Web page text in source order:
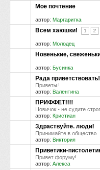
Мое почтение
автор: Маргаритка
Всем хаюшки! 1 2
автор: Молодец
Новенькие,
автор: Бусинка
Рада приветствовать!
Приветы!
автор: Валентина
ПРИФФЕТ!!!!
Новичок - не судите
автор: Кристиан
Здраствуйте. люди!
Принимайте в общество
автор: Виктория
Приветики-
Привет форуму!
автор: Алекса